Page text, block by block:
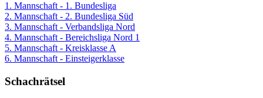
1. Mannschaft - 1. Bundesliga
2. Mannschaft - 2. Bundesliga Süd
3. Mannschaft - Verbandsliga Nord
4. Mannschaft - Bereichsliga Nord 1
5. Mannschaft - Kreisklasse A
6. Mannschaft - Einsteigerklasse
Schachrätsel